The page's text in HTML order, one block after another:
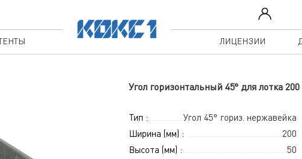
ЛИЦЕНЗИИ
Угол горизонтальный 45° для лотка
Тип :
Угол 45° гориз. нержавейка
Ширина (мм) :
200
Высота (мм) :
50